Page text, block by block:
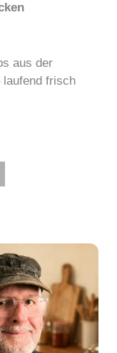
aus der
laufend frisch